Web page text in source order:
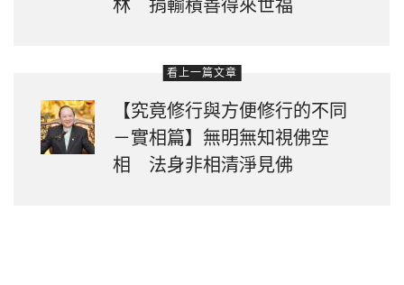
林 捐輸積善得來世福
看上一篇文章
【究竟修行與方便修行的不同
－實相篇】無明無知視佛空
相 法身非相清淨見佛